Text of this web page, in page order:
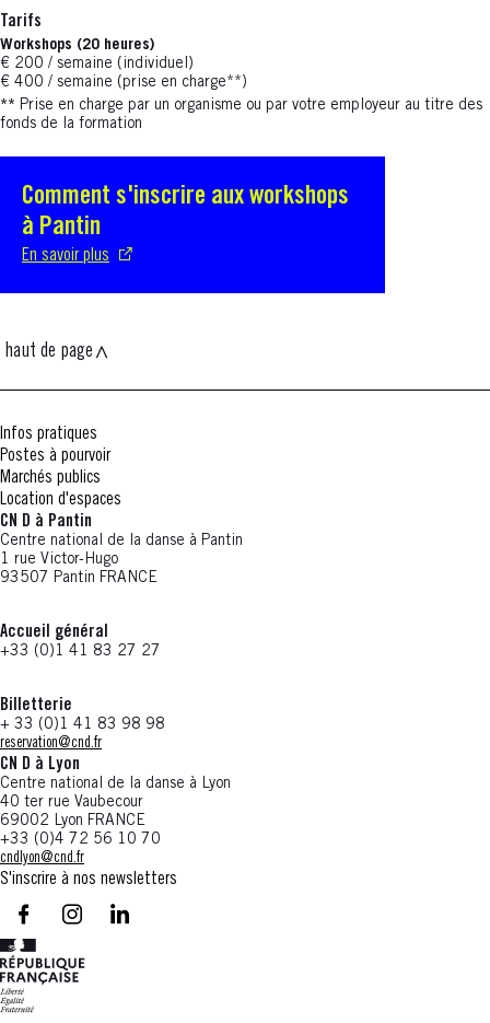
Tarifs
Workshops (20 heures)
€ 200 / semaine (individuel)
€ 400 / semaine (prise en charge**)
** Prise en charge par un organisme ou par votre employeur au titre des
fonds de la formation
Comment s'inscrire aux workshops
à Pantin
En savoir plus
S'ouvre dans une nouvelle fenêtre
haut de page
Infos pratiques
Postes à pourvoir
Marchés publics
Location d'espaces
CN D à Pantin
Centre national de la danse à Pantin
1 rue Victor-Hugo
93507 Pantin FRANCE
Accueil général
+33 (0)1 41 83 27 27
Billetterie
+ 33 (0)1 41 83 98 98
reservation@cnd.fr
CN D à Lyon
Centre national de la danse à Lyon
40 ter rue Vaubecour
69002 Lyon FRANCE
+33 (0)4 72 56 10 70
cndlyon@cnd.fr
S'inscrire à nos newsletters
facebook - CN D - Nouvelle fenêtre
instagram - CN D - Nouvelle fenêtre
LinkedIn - CN D - Nouvelle fenêtre